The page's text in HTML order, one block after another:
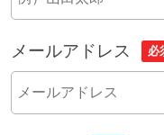
メールアドレス 必